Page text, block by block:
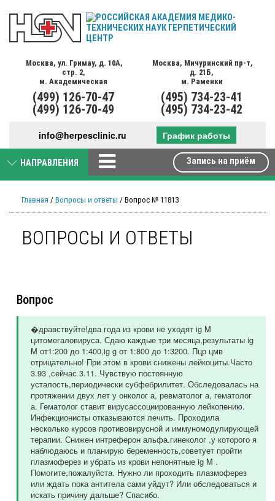
Москва, ул. Гримау, д. 10А,
стр. 2,
м. Академическая
(499) 126-70-47
(499) 126-70-49
Москва, Мичуринский пр-т,
д. 21Б,
м. Раменки
(495) 734-23-41
(495) 734-23-42
info@herpesclinic.ru График работы
НАПРАВЛЕНИЯ Запись на приём
Главная / Вопросы и ответы / Вопрос № 11813
ВОПРОСЫ И ОТВЕТЫ
Вопрос
�дравствуйте!два года из крови не уходят ig M
цитомегаловируса. Сдаю каждые три месяца,результаты ig
M от1:200 до 1:400,ig g от 1:800 до 1:3200. Пцр цмв
отрицательно! При этом в крови снижены лейкоциты.Часто
3.93 ,сейчас 3.11. Чувствую постоянную
усталость,периодически субфебрилитет. Обследовалась на
протяжении двух лет у онколог а, ревматолог а, гематолог
а. Гематолог ставит вирусассоциированную лейкопению.
Инфекционисты отказываются лечить. Проходила
несколько курсов противовирусной и иммуномодулирующей
терапии. Снижен интреферон альфа.гинеколог ,у которого я
наблюдаюсь и планирую беременность,советует пройти
плазмоферез и убрать из крови непонятные ig M .
Помогите,пожалуйста. Нужно ли проходить плазмоферез
или ждать пока антитела сами уйдут? Или обследоваться и
искать причину дальше? Спасибо.